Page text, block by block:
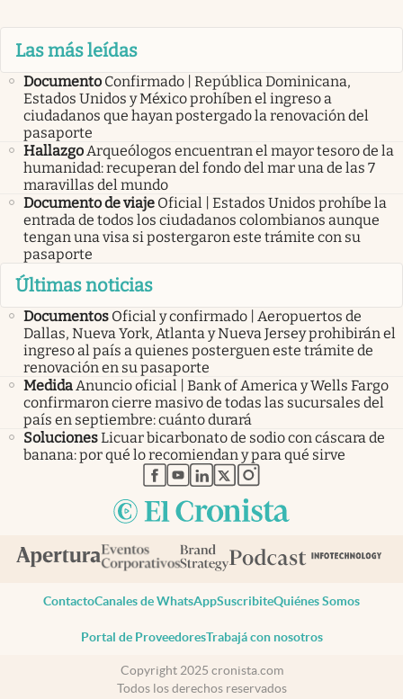
Las más leídas
Documento Confirmado | República Dominicana,
Estados Unidos y México prohíben el ingreso a
ciudadanos que hayan postergado la renovación del
pasaporte
HallazgoArqueólogos encuentran el mayor tesoro de la
humanidad: recuperan del fondo del mar una de las 7
maravillas del mundo
Documento de viaje Oficial | Estados Unidos prohíbe la
entrada de todos los ciudadanos colombianos aunque
tengan una visa si postergaron este trámite con su
pasaporte
Últimas noticias
Documentos Oficial y confirmado | Aeropuertos de
Dallas, Nueva York, Atlanta y Nueva Jersey prohibirán el
ingreso al país a quienes posterguen este trámite de
renovación en su pasaporte
MedidaAnuncio oficial | Bank of America y Wells Fargo
confirmaron cierre masivo de todas las sucursales del
país en septiembre: cuánto durará
SolucionesLicuar bicarbonato de sodio con cáscara de
banana: por qué lo recomiendan y para qué sirve
abre en nueva pestaña
abre en nueva pestaña
abre en nueva pestaña
abre en nueva pestaña
abre en nueva pestaña
ContactoCanales de WhatsAppSuscribiteQuiénes Somos
Portal de ProveedoresTrabajá con nosotros
Copyright 2025 cronista.com
Todos los derechos reservados